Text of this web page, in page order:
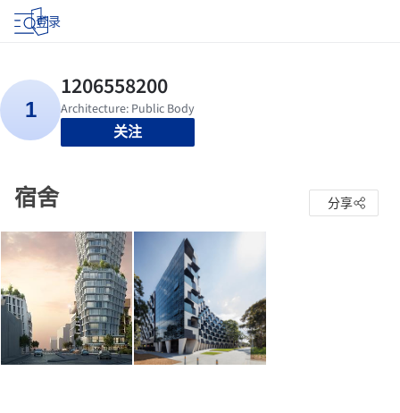
登录
关注
宿舍 分享